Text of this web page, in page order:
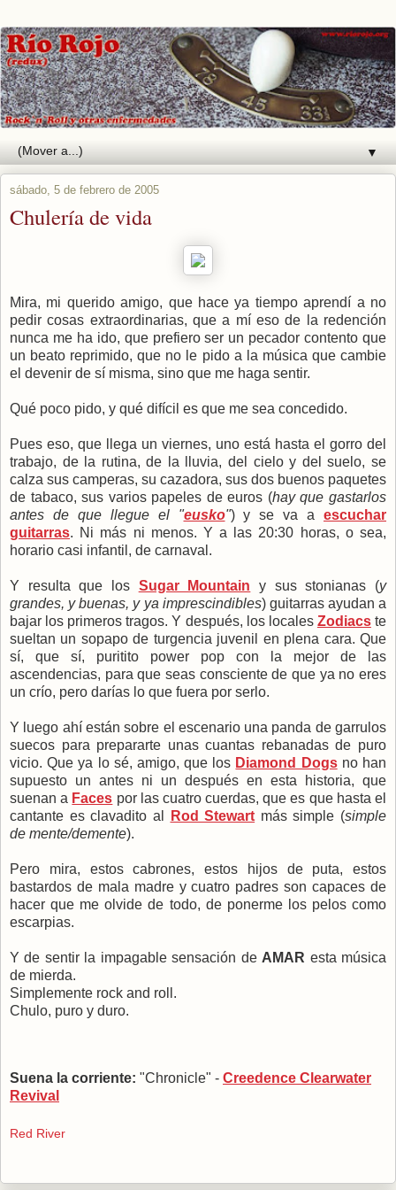
▼
sábado, 5 de febrero de 2005
Chulería de vida
Mira, mi querido amigo, que hace ya tiempo aprendí a no
pedir cosas extraordinarias, que a mí eso de la redención
nunca me ha ido, que prefiero ser un pecador contento que
un beato reprimido, que no le pido a la música que cambie
el devenir de sí misma, sino que me haga sentir.
Qué poco pido, y qué difícil es que me sea concedido.
Pues eso, que llega un viernes, uno está hasta el gorro del
trabajo, de la rutina, de la lluvia, del cielo y del suelo, se
calza sus camperas, su cazadora, sus dos buenos paquetes
de tabaco, sus varios papeles de euros (hay que gastarlos
antes de que llegue el "eusko") y se va a escuchar
guitarras. Ni más ni menos. Y a las 20:30 horas, o sea,
horario casi infantil, de carnaval.
Y resulta que los Sugar Mountain y sus stonianas (y
grandes, y buenas, y ya imprescindibles) guitarras ayudan a
bajar los primeros tragos. Y después, los locales Zodiacste
sueltan un sopapo de turgencia juvenil en plena cara. Que
sí, que sí, puritito power pop con la mejor de las
ascendencias, para que seas consciente de que ya no eres
un crío, pero darías lo que fuera por serlo.
Y luego ahí están sobre el escenario una panda de garrulos
suecos para prepararte unas cuantas rebanadas de puro
vicio. Que ya lo sé, amigo, que los Diamond Dogsno han
supuesto un antes ni un después en esta historia, que
suenan a Faces por las cuatro cuerdas, que es que hasta el
cantante es clavadito al
Rod Stewart más simple (simple
de mente/demente).
Pero mira, estos cabrones, estos hijos de puta, estos
bastardos de mala madre y cuatro padres son capaces de
hacer que me olvide de todo, de ponerme los pelos como
escarpias.
Y de sentir la impagable sensación de AMAR esta música
de mierda.
Simplemente rock and roll.
Chulo, puro y duro.
Suena la corriente: "Chronicle" - Creedence Clearwater
Revival
Red River